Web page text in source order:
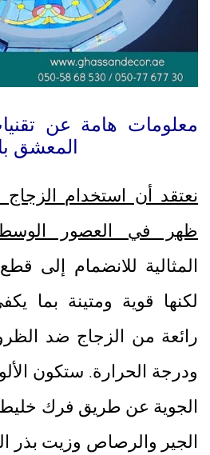
معلومات هامة عن
المعشق
نعتقد أن استخدام
ظهر في العصور
المثالية للانضمام إلى
لكنها قوية ومتينة بما
رائعة من الزجاج ضد
ودرجة الحرارة. ستكون
الجوية عن طريق فرك
الجير والرصاص وزيت بذر